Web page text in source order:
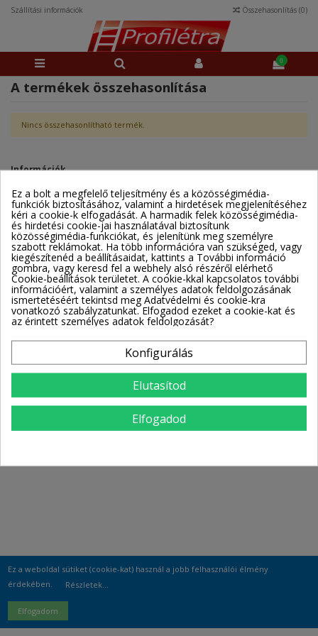
Szállítási információk Összehasonlítás (0)
0
A termékek összehasonlítása
Nincs összehasonlítható termék.
Információk
Kapcsolat
Árukereső.hu
© 2025profiletra.hu
Ez a weboldal sütiket (cookie-kat) használ a jobb felhasználói élmény
érdekében.
Részletek...
Elfogadom
Ez a bolt a megfelelő teljesítmény és a közösségimédia-
funkciók biztosításához, valamint a hirdetések megjelenítéséhez
kéri a cookie-k elfogadását. A harmadik felek közösségimédia-
és hirdetési cookie-jai használatával biztosítunk
közösségimédia-funkciókat, és jelenítünk meg személyre
szabott reklámokat. Ha több információra van szükséged, vagy
kiegészítenéd a beállításaidat, kattints a További információ
gombra, vagy keresd fel a webhely alsó részéről elérhető
Cookie-beállítások területet. A cookie-kkal kapcsolatos további
információért, valamint a személyes adatok feldolgozásának
ismertetéséért tekintsd meg Adatvédelmi és cookie-kra
vonatkozó szabályzatunkat. Elfogadod ezeket a cookie-kat és
az érintett személyes adatok feldolgozását?
Konfigurálás
Elutasítod
Elfogadod